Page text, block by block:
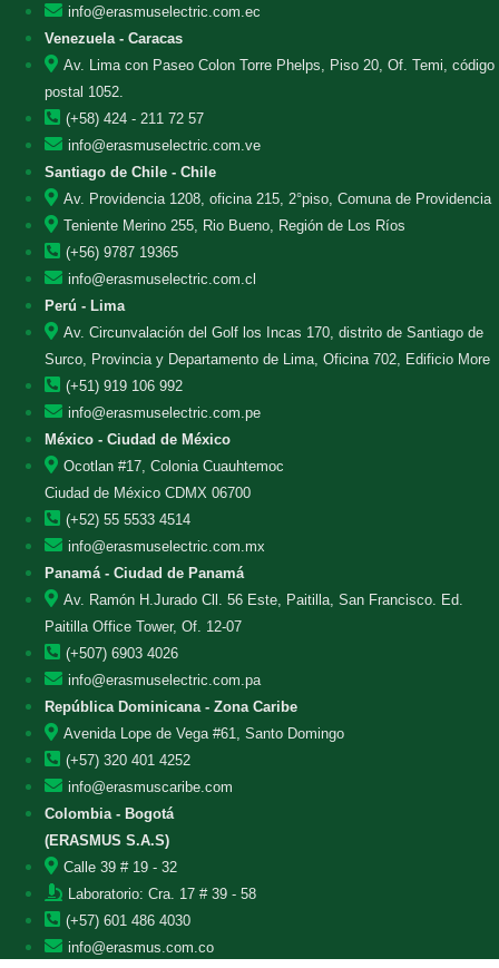
info@erasmuselectric.com.ec
Venezuela - Caracas
Av. Lima con Paseo Colon Torre Phelps, Piso 20, Of. Temi, código
postal 1052.
(+58) 424 - 211 72 57
info@erasmuselectric.com.ve
Santiago de Chile - Chile
Av. Providencia 1208, oficina 215, 2°piso, Comuna de Providencia
Teniente Merino 255, Rio Bueno, Región de Los Ríos
(+56) 9787 19365
info@erasmuselectric.com.cl
Perú - Lima
Av. Circunvalación del Golf los Incas 170, distrito de Santiago de
Surco, Provincia y Departamento de Lima, Oficina 702, Edificio More
(+51) 919 106 992
info@erasmuselectric.com.pe
México - Ciudad de México
Ocotlan #17, Colonia Cuauhtemoc
Ciudad de México CDMX 06700
(+52) 55 5533 4514
info@erasmuselectric.com.mx
Panamá - Ciudad de Panamá
Av. Ramón H.Jurado Cll. 56 Este, Paitilla, San Francisco. Ed.
Paitilla Office Tower, Of. 12-07
(+507) 6903 4026
info@erasmuselectric.com.pa
República Dominicana - Zona Caribe
Avenida Lope de Vega #61, Santo Domingo
(+57) 320 401 4252
info@erasmuscaribe.com
Colombia - Bogotá
(ERASMUS S.A.S)
Calle 39 # 19 - 32
Laboratorio: Cra. 17 # 39 - 58
(+57) 601 486 4030
info@erasmus.com.co